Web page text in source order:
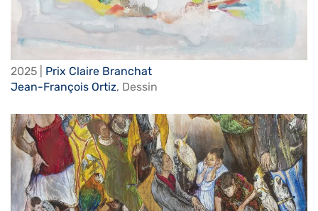
2025 | Prix Claire Branchat
Jean-François Ortiz, Dessin